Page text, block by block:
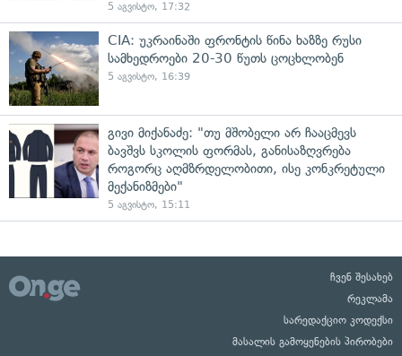
5 აგვისტო, 17:32
CIA: უკრაინაში ფრონტის წინა ხაზზე რუსი
სამხედროები 20-30 წუთს ცოცხლობენ
5 აგვისტო, 16:39
გივი მიქანაძე: "თუ მშობელი არ ჩააცმევს
ბავშვს სკოლის ფორმას, განისაზღვრება
როგორც აღმზრდელობითი, ისე კონკრეტული
მექანიზმები"
5 აგვისტო, 15:11
ჩვენ შესახებ
რეკლამა
სარედაქციო კოდექსი
მასალის გამოყენების პირობები